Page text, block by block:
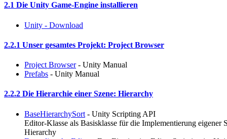
2.1 Die Unity Game-Engine installieren
Unity - Download
2.2.1 Unser gesamtes Projekt: Project Browser
Project Browser- Unity Manual
Prefabs - Unity Manual
2.2.2 Die Hierarchie einer Szene: Hierarchy
BaseHierarchySort - Unity Scripting API
Editor-Klasse als Basisklasse für die Implementierung eigener
Hierarchy